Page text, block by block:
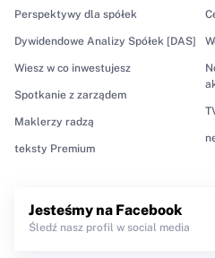
Perspektywy dla spółek
Dywidendowe Analizy Spółek [DAS]
Wiesz w co inwestujesz
Spotkanie z zarządem
Maklerzy radzą
teksty Premium
Jesteśmy na Facebook
Śledź nasz profil w social media